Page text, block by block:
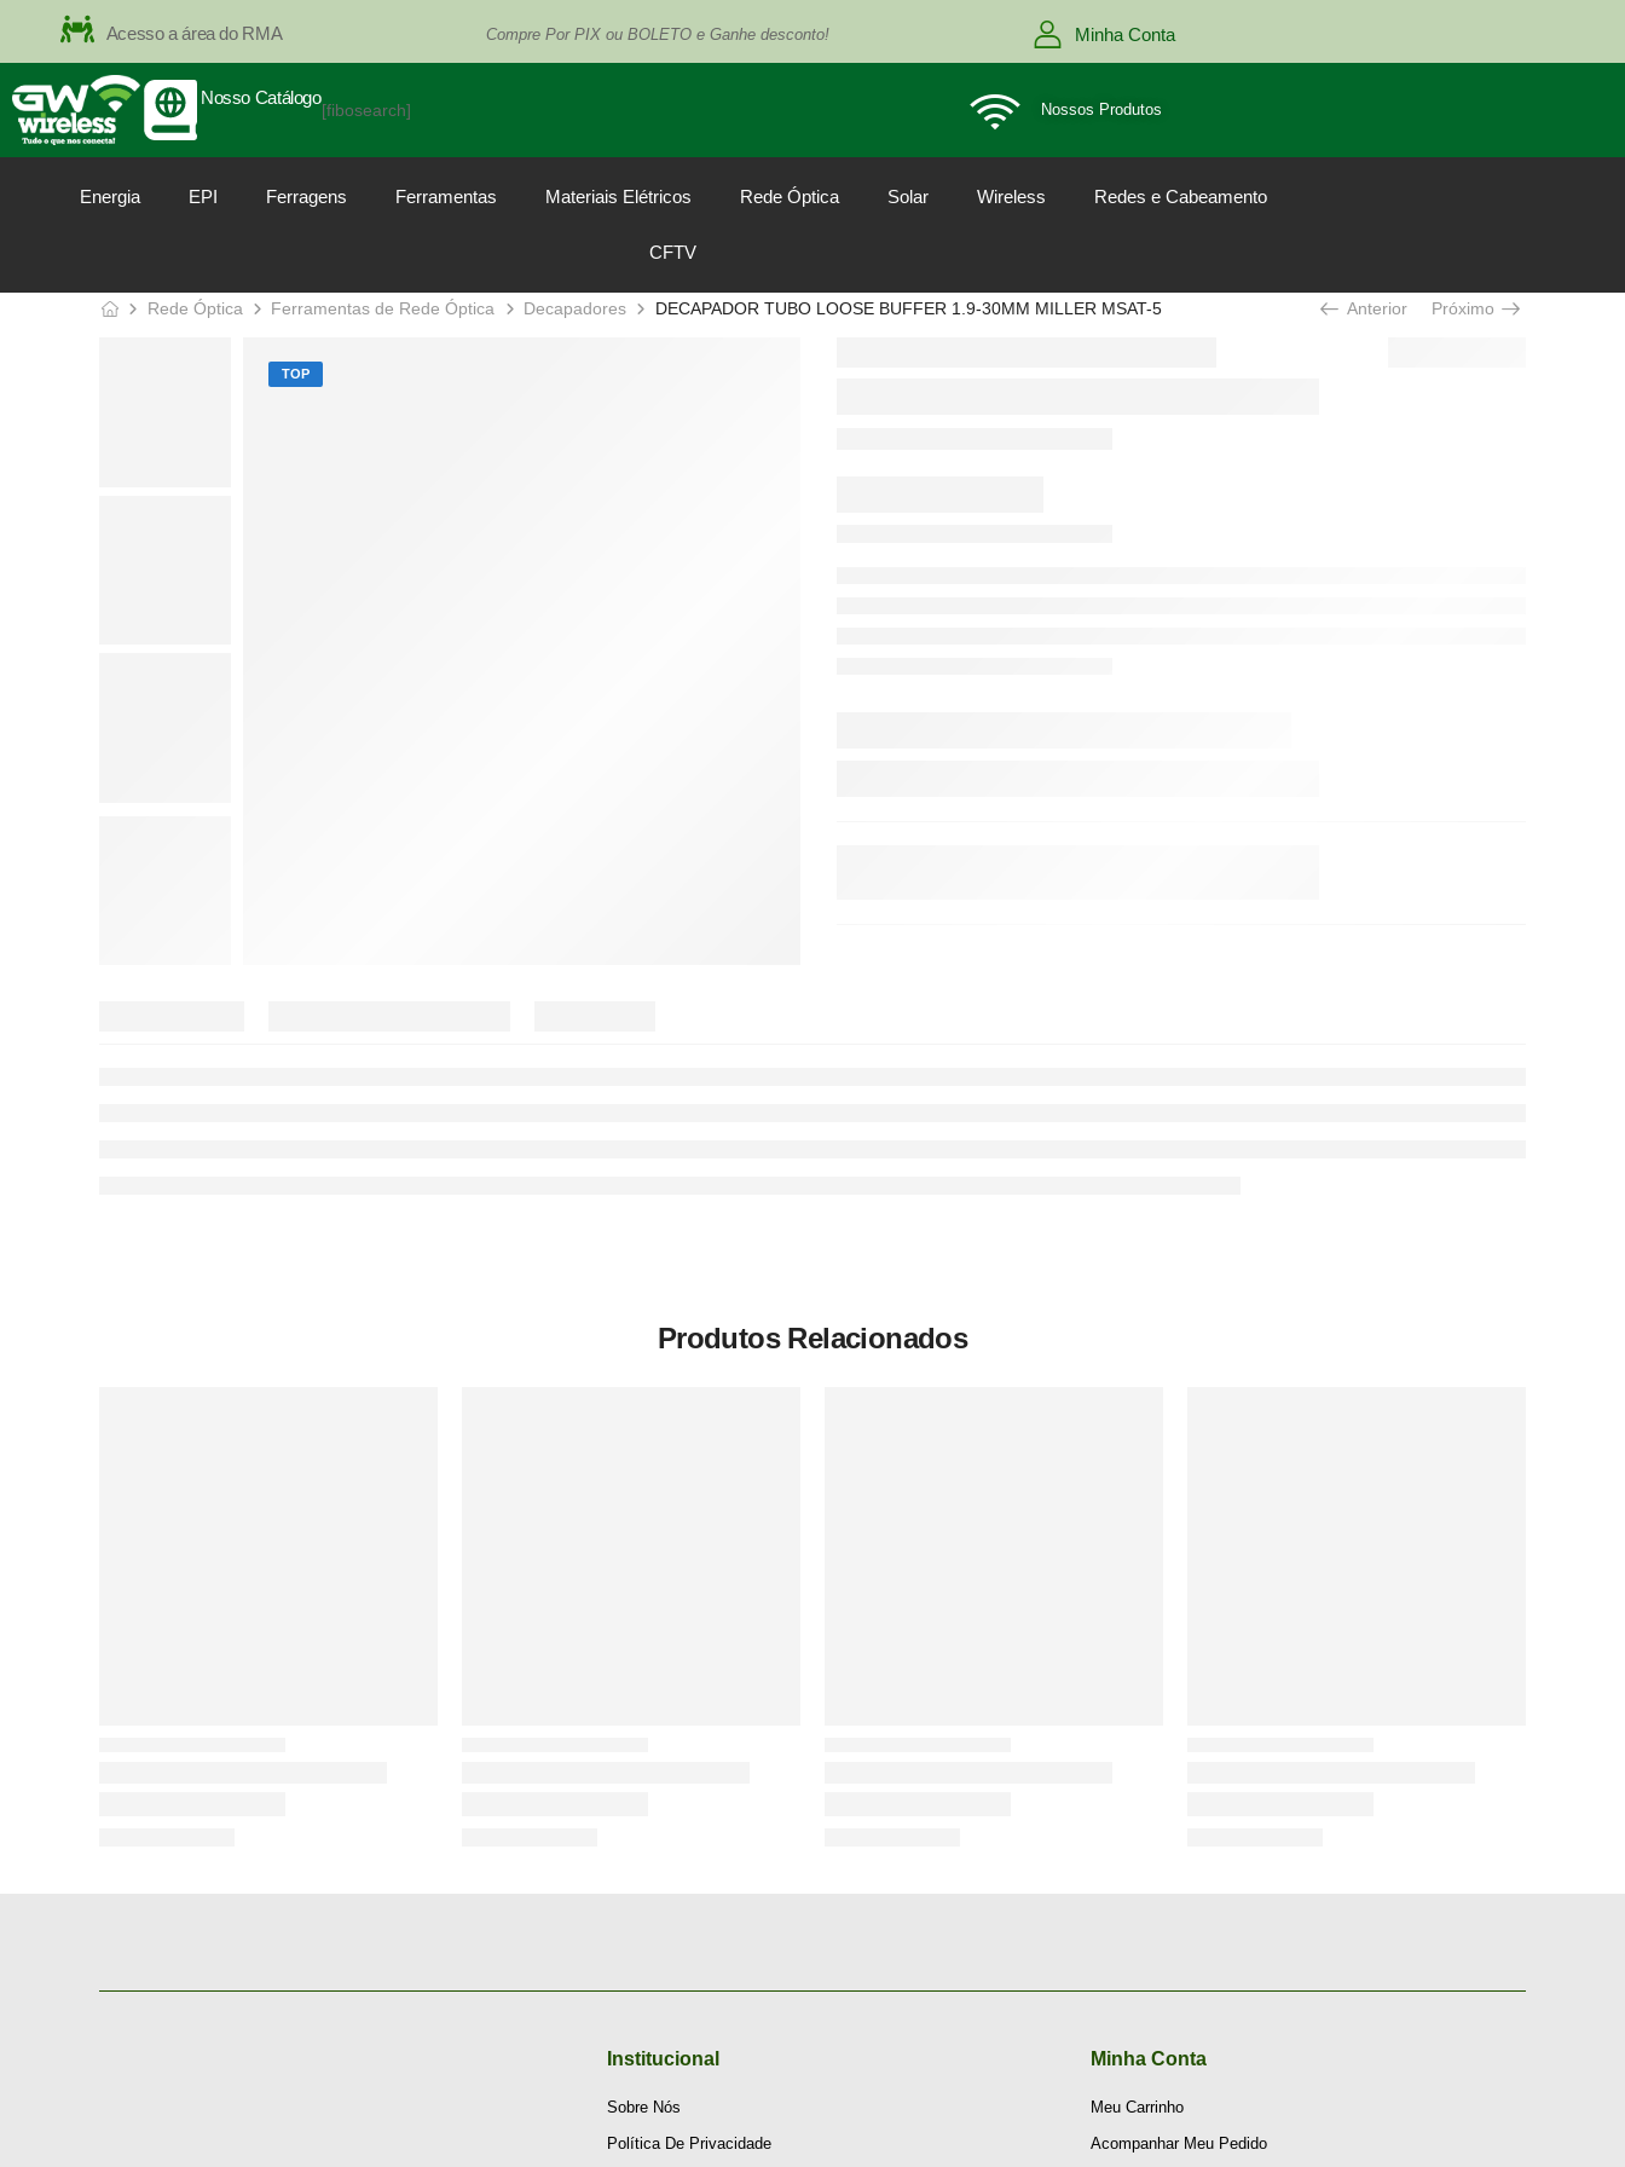
Compre Por PIX ou BOLETO e Ganhe desconto!
Acesso a área do RMA Minha Conta
Nosso Catálogo
[fibosearch] Nossos Produtos
Energia EPI Ferragens Ferramentas Materiais Elétricos Rede Óptica Solar Wireless Redes e Cabeamento
CFTV
Rede Óptica Ferramentas de Rede Óptica Decapadores DECAPADOR TUBO LOOSE BUFFER 1.9-30MM MILLER MSAT-5 Anterior Próximo
TOP
Produtos Relacionados
Institucional
Sobre Nós
Política De Privacidade
Minha Conta
Meu Carrinho
Acompanhar Meu Pedido